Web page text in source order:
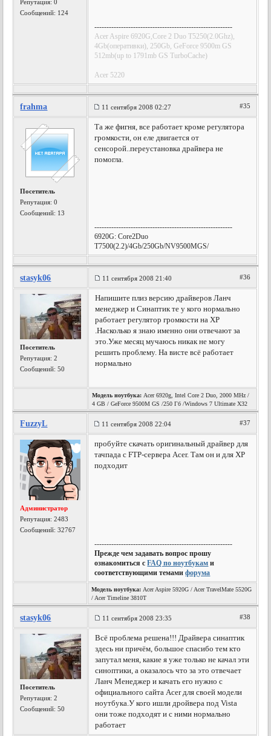
Репутация:0
Сообщений: 124
---------------------------------------------------------
Acer Aspire 6920G,Core 2 Duo T5250(2.0Ghz),
4Gb(оперативки), 250Gb, GeForce 9500m GS
512mb(up to 1791mb GS TurboCache)
Acer 5220
frahma 11 сентября 2008 02:27 #35
Посетитель
Репутация:0
Сообщений: 13
Та же фигня, все работает кроме регулятора
громкости, он еле двигается от
сенсорой..переустановка драйвера не
помогла.
---------------------------------------------------------
6920G: Core2Duo
T7500(2.2)/4Gb/250Gb/NV9500MGS/
stasyk06 11 сентября 2008 21:40 #36
Посетитель
Репутация:2
Сообщений: 50
Напишите плиз версию драйверов Ланч
менеджер и Синаптик те у кого нормально
работает регулятор громкости на XP
.Насколько я знаю именно они отвечают за
это.Уже месяц мучаюсь никак не могу
решить проблему. На висте всё работает
нормально
Модель ноутбука: Acer 6920g, Intel Core 2 Duo, 2000 MHz /
4 GB / GeForce 9500M GS /250 Гб /Windows 7 Ultimate X32
FuzzyL 11 сентября 2008 22:04 #37
Администратор
Репутация:2483
Сообщений: 32767
пробуйте скачать оригинальный драйвер для
тачпада с FTP-сервера Acer. Там он и для ХР
подходит
---------------------------------------------------------
Прежде чем задавать вопрос прошу
ознакомиться сFAQ по ноутбукам и
соответствующими темамифорума
Модель ноутбука: Acer Aspire 5920G / Acer TravelMate 5520G
/ Acer Timeline 3810T
stasyk06 11 сентября 2008 23:35 #38
Посетитель
Репутация:2
Сообщений: 50
Всё проблема решена!!! Драйвера синаптик
здесь ни причём, большое спасибо тем кто
запутал меня, какие я уже только не качал эти
синоптики, а оказалось что за это отвечает
Ланч Менеджер и качать его нужно с
официального сайта Acer для своей модели
ноутбука.У кого ишли дройвера под Vista
они тоже подходят и с ними нормально
работает